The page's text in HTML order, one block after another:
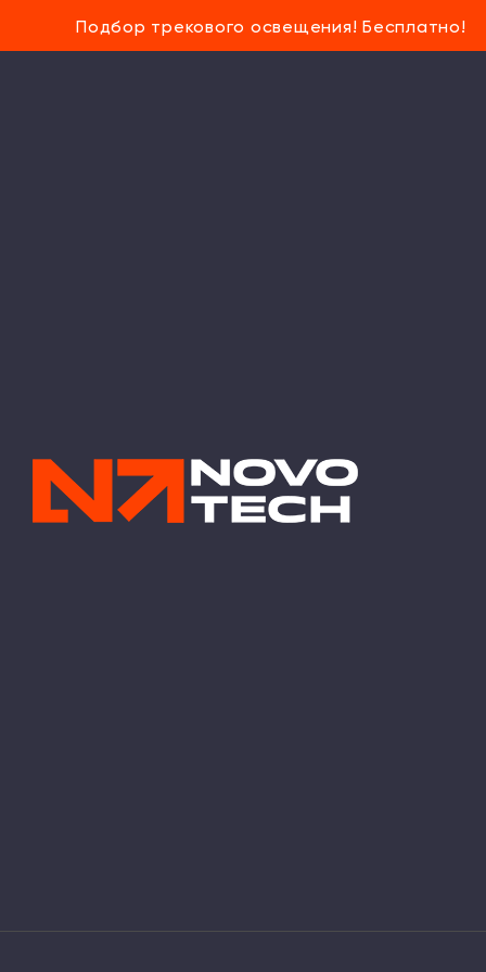
Подбор трекового освещения! Бесплатно!